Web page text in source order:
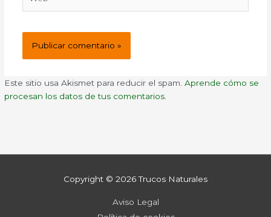
Este sitio usa Akismet para reducir el spam.Aprende cómo se
procesan los datos de tus comentarios.
Copyright © 2026Trucos Naturales
Aviso Legal